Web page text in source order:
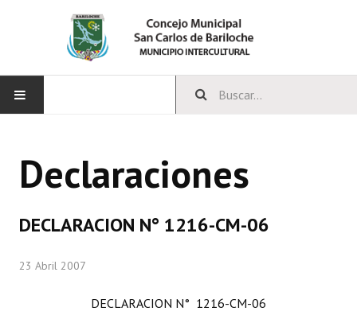
CONCEJO
Comisiones Especiales
Declaraciones
DECLARACION N° 1216-CM-06
23 Abril 2007
DECLARACION N° 1216-CM-06